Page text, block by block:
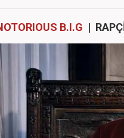
B.I.G |